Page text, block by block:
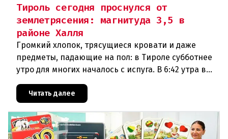
Тироль сегодня проснулся от
землетрясения: магнитуда 3,5 в
районе Халля
Громкий хлопок, трясущиеся кровати и даже
предметы, падающие на пол: в Тироле субботнее
утро для многих началось с испуга. В 6:42 утра в
сейсмологовПо данны
Читать далее